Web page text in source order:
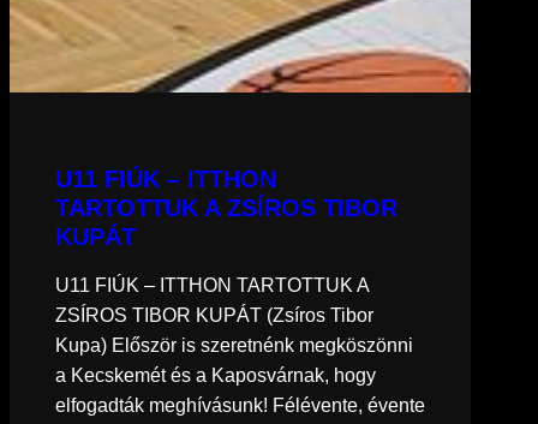
U11 FIÚK – ITTHON
TARTOTTUK A ZSÍROS TIBOR
KUPÁT
U11 FIÚK – ITTHON TARTOTTUK A
ZSÍROS TIBOR KUPÁT (Zsíros Tibor
Kupa) Először is szeretnénk megköszönni
a Kecskemét és a Kaposvárnak, hogy
elfogadták meghívásunk! Félévente, évente